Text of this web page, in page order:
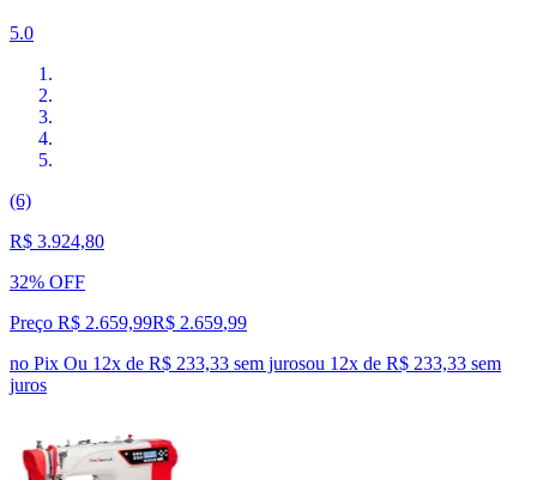
5.0
(6)
R$ 3.924,80
32% OFF
Preço R$ 2.659,99R$ 2.659,99
no Pix Ou 12x de R$ 233,33 sem jurosou 12x de R$ 233,33 sem
juros